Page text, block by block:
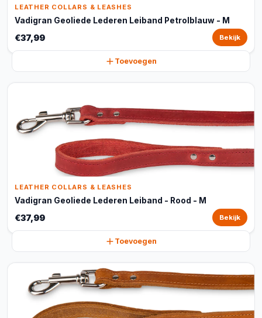
LEATHER COLLARS & LEASHES
Vadigran Geoliede Lederen Leiband Petrolblauw - M
€37,99 Bekijk
Toevoegen
LEATHER COLLARS & LEASHES
Vadigran Geoliede Lederen Leiband - Rood - M
€37,99 Bekijk
Toevoegen